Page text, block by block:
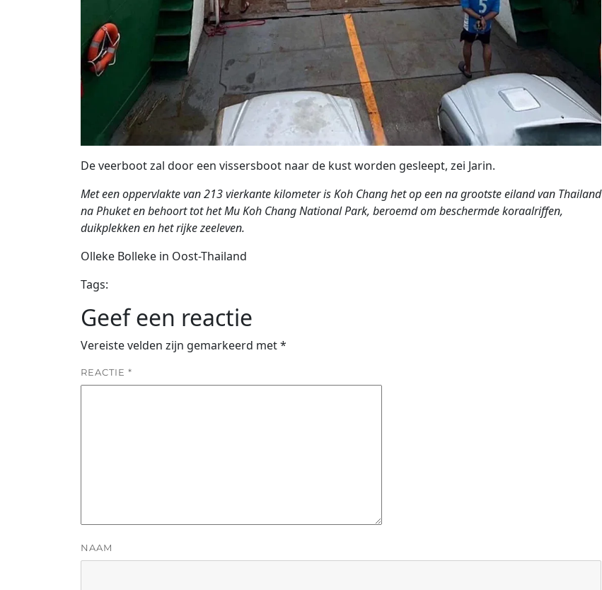
De veerboot zal door een vissersboot naar de kust worden gesleept, zei Jarin.
Met een oppervlakte van 213 vierkante kilometer is Koh Chang het op een na grootste eiland van Thailand
na Phuket en behoort tot het Mu Koh Chang National Park, beroemd om beschermde koraalriffen,
duikplekken en het rijke zeeleven.
Olleke Bolleke in Oost-Thailand
Tags:
Geef een reactie
Vereiste velden zijn gemarkeerd met*
REACTIE *
NAAM